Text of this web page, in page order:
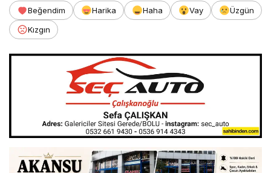
Beğendim Harika Haha Vay
Üzgün
Kızgın